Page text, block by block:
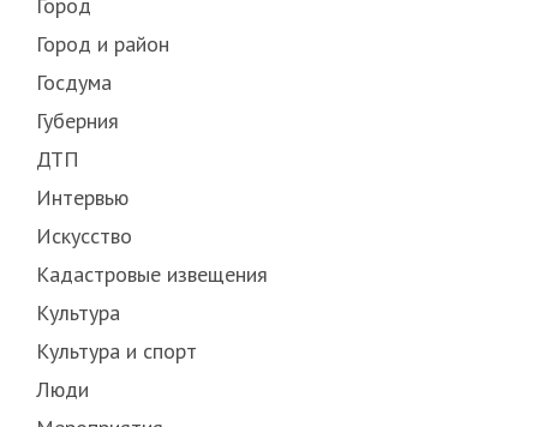
Город и район
Госдума
Губерния
ДТП
Интервью
Искусство
Кадастровые извещения
Культура
Культура и спорт
Люди